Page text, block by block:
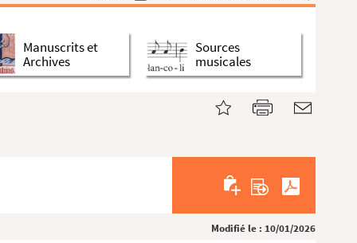
Manuscrits et
Archives
Sources
musicales
Modifié le : 10/01/2026